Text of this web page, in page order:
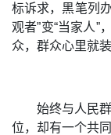
标诉求，黑笔列
观者”变“当家人”
众，群众心里就
始终与人民
位，却有一个共